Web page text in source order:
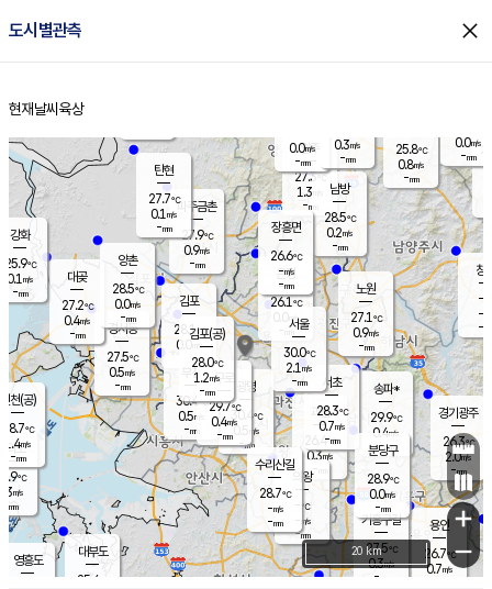
도시별관측 close
홈
현재날씨 육상
의도
℃
m/s
mm
영흥도
양주
27.3℃
1.3
-mm
과천
26.4℃
0.3m/s
- mm
용인
26.7℃
0.7m/s
경기광주
26.3℃
2.0m/s
-mm
대부도
25.4
경서동
27.5℃
0.5m/s
-mm
파주금촌
27.9℃
0.9m/s
-mm
25.8℃
0.8m/s
-mm
대곶
27.2℃
0.4m/s
-mm
창
-
-m/
-
탄현
27.7℃
0.1 m/s
-mm
0.0m/s
-mm
의왕
- ℃
-m/s
-mm
김포
28.1℃
0.0 m/s
mm
광명
30.4 ℃
0.5 m/s
-mm
부천
30.4℃
0.5m/s
-mm
양촌
28.5℃
0.0m/s
-mm
구로
29.7℃
0.4m/s
-mm
은평
26.1℃
0.0 m/s
- mm
노원
27.1℃
0.9m/s
-mm
송파*
29.9℃
0.4m/s
-mm
서초
28.3℃
0.7m/s
-mm
남방
28.5℃
0.2m/s
-mm
기흥구갈
27.5℃
0.3m/s
-
수리산길
28.7℃
-m/s
-mm
분당구
28.9℃
0.0m/s
-mm
장흥면
26.6℃
-m/s
-mm
0.0m/s
-mm
강화
25.9℃
0.1 m/s
-mm
인천(공)
28.7℃
1.4m/s
-mm
김포(공)
28.0℃
1.2m/s
-mm
서울
30.0℃
2.1 m/s
-mm
0.3m/s
-mm
+
−
20 km